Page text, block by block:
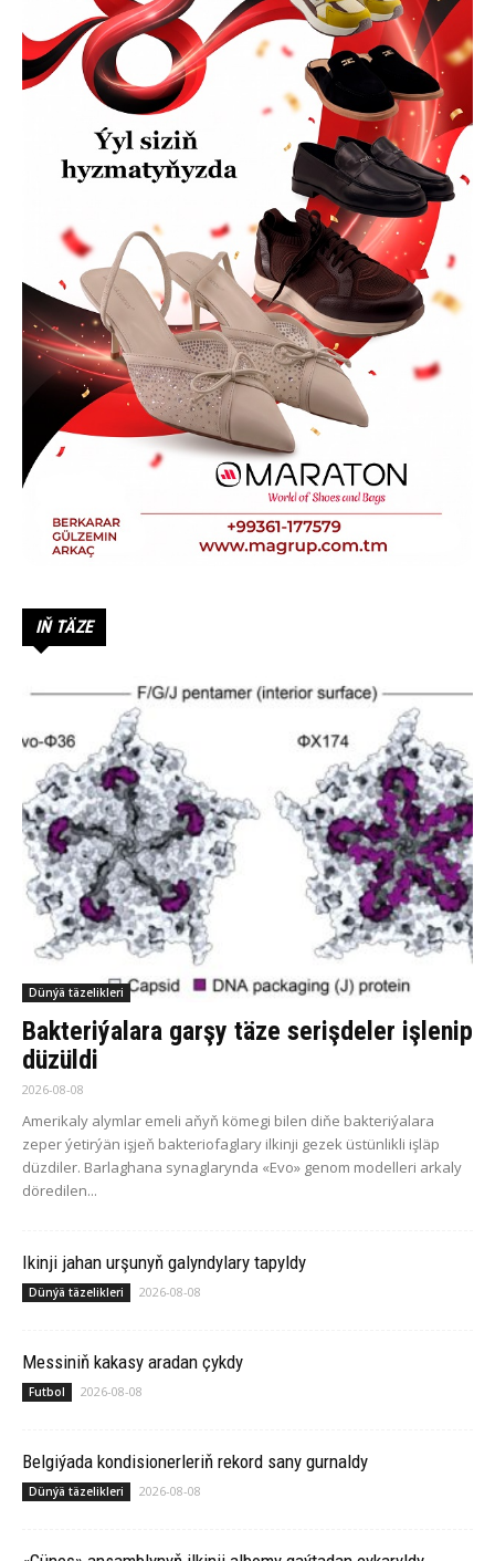
IŇ TÄZE
Dünýä täzelikleri
Bakteriýalara garşy täze serişdeler işlenip
düzüldi
2026-08-08
Amerikaly alymlar emeli aňyň kömegi bilen diňe bakteriýalara
zeper ýetirýän işjeň bakteriofaglary ilkinji gezek üstünlikli işläp
düzdiler. Barlaghana synaglarynda «Evo» genom modelleri arkaly
döredilen...
Ikinji jahan urşunyň galyndylary tapyldy
Dünýä täzelikleri 2026-08-08
Messiniň kakasy aradan çykdy
Futbol 2026-08-08
Belgiýada kondisionerleriň rekord sany gurnaldy
Dünýä täzelikleri 2026-08-08